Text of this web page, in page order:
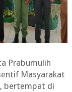
Prabumulih
Masyarakat
bertempat di